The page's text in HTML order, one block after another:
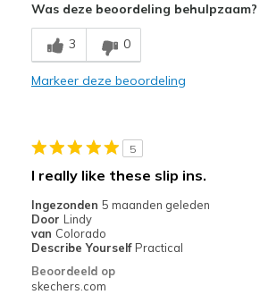
Breathe Well
Comfortable
Beste toepassingen
Going Out
Travel
Was deze beoordeling behulpzaam?
3 0
Markeer deze beoordeling
5
I really like these slip ins.
Ingezonden 5 maanden geleden
Door Lindy
van Colorado
Describe Yourself Practical
Beoordeeld op
skechers.com